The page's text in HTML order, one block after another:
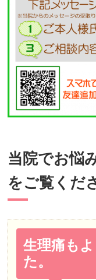
当院でお悩
をご覧くだ
生理痛も
た。